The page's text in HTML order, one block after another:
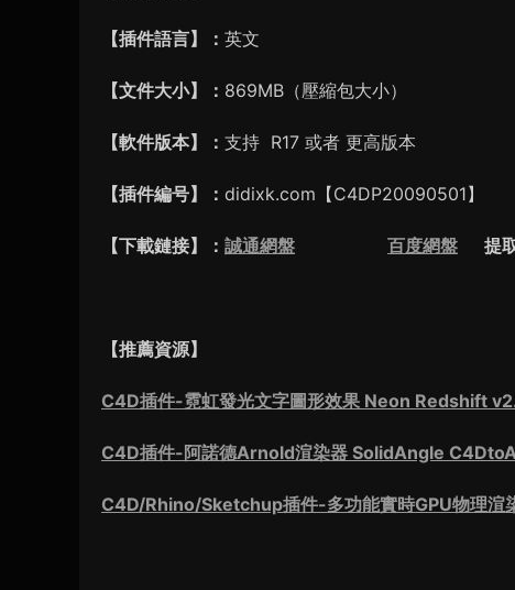
【插件語言】： 英文
【文件大小】： 869MB（壓縮包大小）
【軟件版本】： 支持 R17 或者 更高版本
【插件編号】： didixk.com【C4DP20090501】
【下載鏈接】： 誠通網盤 百度網盤 提取
【推薦資源】
C4D插件-霓虹發光文字圖形效果 Neon Redshift
C4D插件-阿諾德Arnold渲染器 SolidAngle
C4D/Rhino/Sketchup插件-多功能實時GPU物理